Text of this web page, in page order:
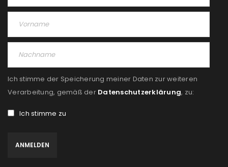
Ich stimme der Speicherung meiner Daten zur weiteren
Verarbeitung, gemäß der Datenschutzerklärung, zu:
Ich stimme zu